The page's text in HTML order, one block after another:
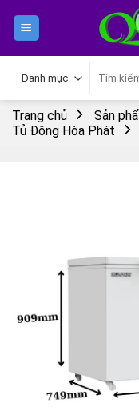
kiếm:
Trang chủ Sản
Tủ Đông Hòa Phát